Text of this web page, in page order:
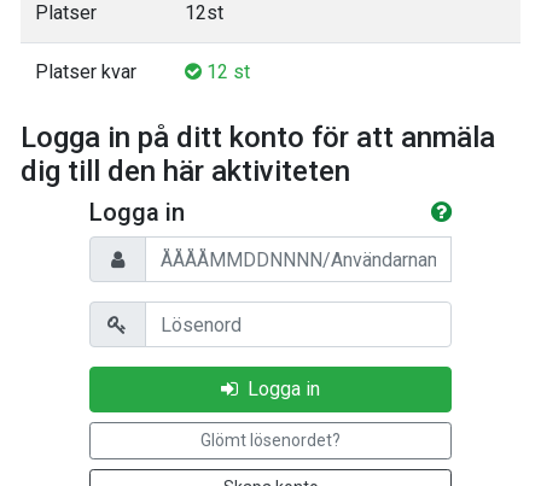
Platser 12st
Platser kvar 12 st
Logga in på ditt konto för att anmäla
dig till den här aktiviteten
Logga in
Personnummer/Användarnamn
Lösenord
Logga in
Glömt lösenordet?